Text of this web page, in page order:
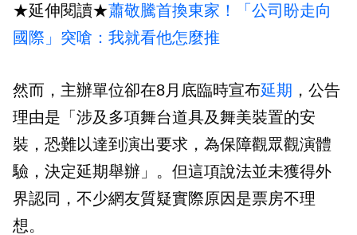
★延伸閱讀★蕭敬騰首換東家！「公司盼走向
國際」突嗆：我就看他怎麼推
然而，主辦單位卻在8月底臨時宣布延期 ，公告
理由是「涉及多項舞台道具及舞美裝置的安
裝，恐難以達到演出要求，為保障觀眾觀演體
驗，決定延期舉辦」。但這項說法並未獲得外
界認同，不少網友質疑實際原因是票房不理
想。